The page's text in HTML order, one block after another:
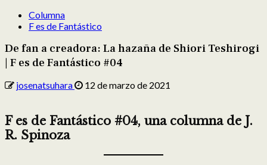
Columna
F es de Fantástico
De fan a creadora: La hazaña de Shiori Teshirogi
| F es de Fantástico #04
josenatsuhara 12 de marzo de 2021
F es de Fantástico #04, una columna de J.
R. Spinoza